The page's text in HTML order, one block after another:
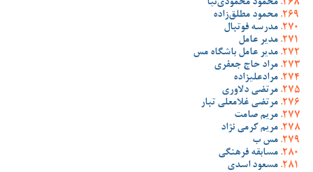
محمود محمودی‌نیا
محمود مطلق‌زاده
مدرسه فوتبال
مدیر عامل
مدیر عامل باشگاه مس
مراد حاج جعفری
مرادعلیزاده
مرتضی دلاوری
مرتضی غلامعلی تبار
مریم صامت
مریم کرمی نژاد
مس ب
مسابقه فرهنگی
مسعود اسدی